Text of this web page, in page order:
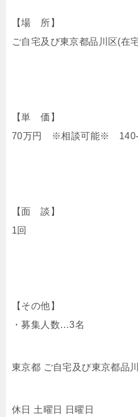
【場 所】
ご自宅及び東京都品川区(在
【単 価】
70万円 ※相談可能※ 140-
【面 談】
1回
【その他】
・募集人数…3名
東京都 ご自宅及び東京都品
休日 土曜日 日曜日